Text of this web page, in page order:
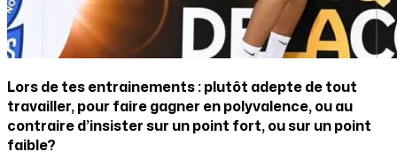
Lors de tes entrainements : plutôt adepte de tout
travailler, pour faire gagner en polyvalence, ou au
contraire d’insister sur un point fort, ou sur un point
faible?